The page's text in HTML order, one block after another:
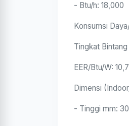
- Btu/h: 18,000
Konsumsi
Tingkat Bintang
EER/Btu/W:
Dimensi
- Tinggi mm: